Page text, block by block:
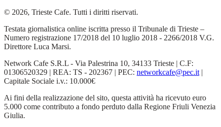
© 2026, Trieste Cafe. Tutti i diritti riservati.
Testata giornalistica online iscritta presso il Tribunale di Trieste –
Numero registrazione 17/2018 del 10 luglio 2018 - 2266/2018 V.G.
Direttore Luca Marsi.
Network Cafe S.R.L - Via Palestrina 10, 34133 Trieste | C.F:
01306520329 | REA: TS - 202367 | PEC: networkcafe@pec.it |
Capitale Sociale i.v.: 10.000€
Ai fini della realizzazione del sito, questa attività ha ricevuto euro
5.000 come contributo a fondo perduto dalla Regione Friuli Venezia
Giulia.